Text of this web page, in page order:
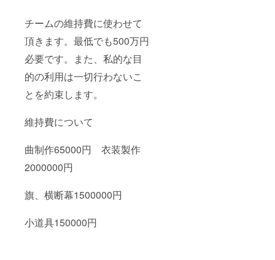
チームの維持費に使わせて
頂きます。最低でも500万円
必要です。また、私的な目
的の利用は一切行わないこ
とを約束します。
維持費について
曲制作65000円 衣装製作
2000000円
旗、横断幕1500000円
小道具150000円